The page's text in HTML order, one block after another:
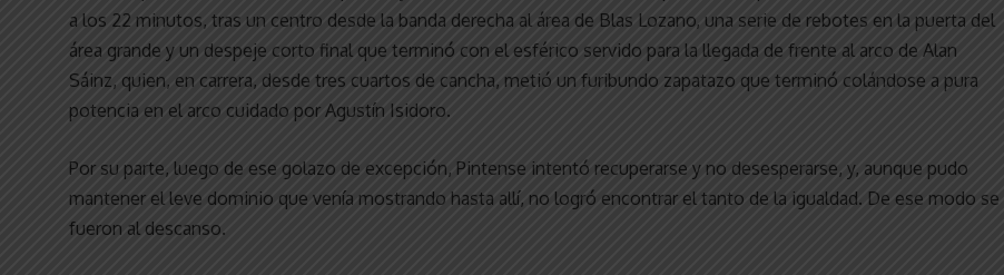
a los 22 minutos, tras un centro desde la banda derecha al área de Blas Lozano, una serie de rebotes en la puerta del
área grande y un despeje corto final que terminó con el esférico servido para la llegada de frente al arco de Alan
Sáinz, quien, en carrera, desde tres cuartos de cancha, metió un furibundo zapatazo que terminó colándose a pura
potencia en el arco cuidado por Agustín Isidoro.
Por su parte, luego de ese golazo de excepción, Pintense intentó recuperarse y no desesperarse, y, aunque pudo
mantener el leve dominio que venía mostrando hasta allí, no logró encontrar el tanto de la igualdad. De ese modo se
fueron al descanso.